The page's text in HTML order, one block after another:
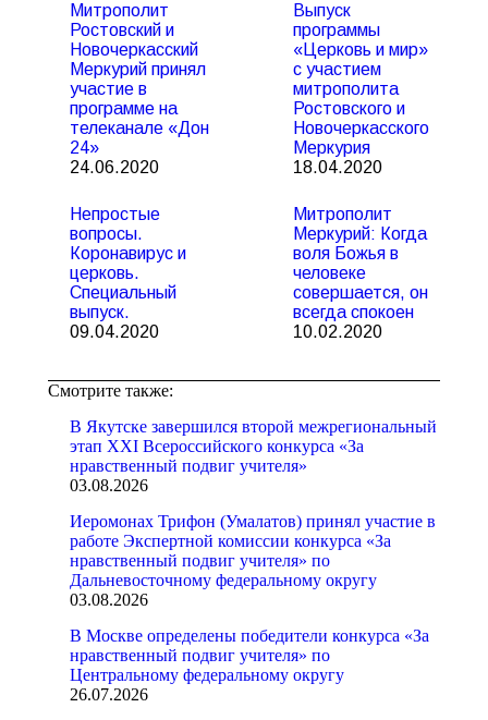
Митрополит
Ростовский и
Новочеркасский
Меркурий принял
участие в
программе на
телеканале «Дон
24»
24.06.2020
Выпуск
программы
«Церковь и мир»
с участием
митрополита
Ростовского и
Новочеркасского
Меркурия
18.04.2020
Непростые
вопросы.
Коронавирус и
церковь.
Специальный
выпуск.
09.04.2020
Митрополит
Меркурий: Когда
воля Божья в
человеке
совершается, он
всегда спокоен
10.02.2020
Смотрите также:
В Якутске завершился второй межрегиональный
этап XXI Всероссийского конкурса «За
нравственный подвиг учителя»
03.08.2026
Иеромонах Трифон (Умалатов) принял участие в
работе Экспертной комиссии конкурса «За
нравственный подвиг учителя» по
Дальневосточному федеральному округу
03.08.2026
В Москве определены победители конкурса «За
нравственный подвиг учителя» по
Центральному федеральному округу
26.07.2026